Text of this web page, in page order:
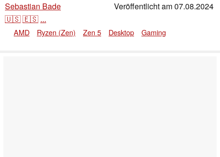
Sebastian Bade
Veröffentlicht am07.08.2024
🇺🇸🇪🇸 ...
AMD Ryzen (Zen) Zen 5 Desktop Gaming